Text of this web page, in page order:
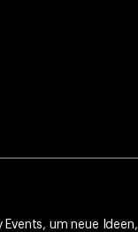
um neue Ideen,